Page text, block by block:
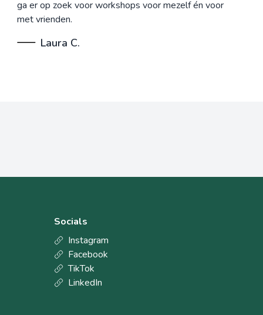
ga er op zoek voor workshops voor mezelf én voor
met vrienden.
Laura C.
Socials
Instagram
Facebook
TikTok
LinkedIn